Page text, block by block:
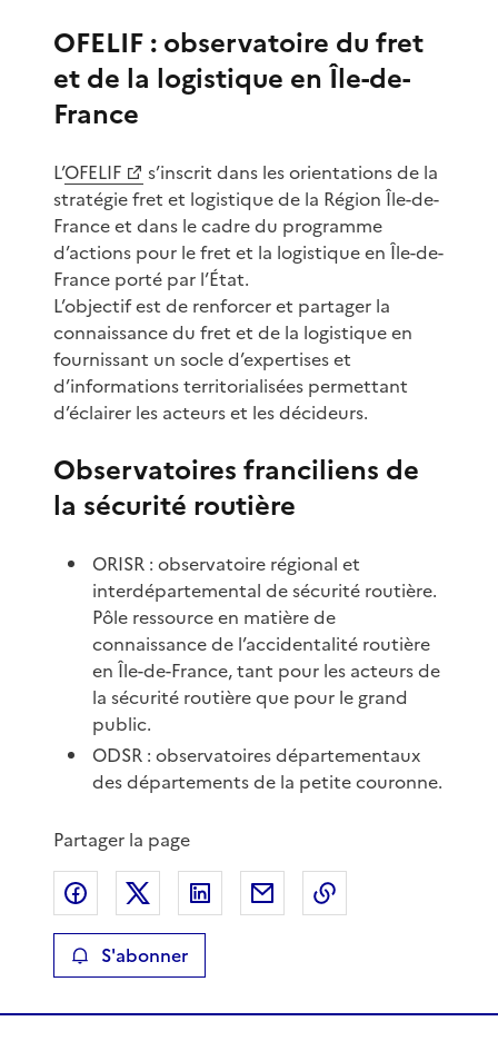
OFELIF : observatoire du fret
et de la logistique en Île-de-
France
L’OFELIF
s’inscrit dans les orientations de la
stratégie fret et logistique de la Région Île-de-
France et dans le cadre du programme
d’actions pour le fret et la logistique en Île-de-
France porté par l’État.
L’objectif est de renforcer et partager la
connaissance du fret et de la logistique en
fournissant un socle d’expertises et
d’informations territorialisées permettant
d’éclairer les acteurs et les décideurs.
Observatoires franciliens de
la sécurité routière
ORISR : observatoire régional et
interdépartemental de sécurité routière.
Pôle ressource en matière de
connaissance de l’accidentalité routière
en Île-de-France, tant pour les acteurs de
la sécurité routière que pour le grand
public.
ODSR : observatoires départementaux
des départements de la petite couronne.
Partager la page
Partager sur Facebook
Partager sur XPartager sur LinkedIn
Partager par email
S'abonner